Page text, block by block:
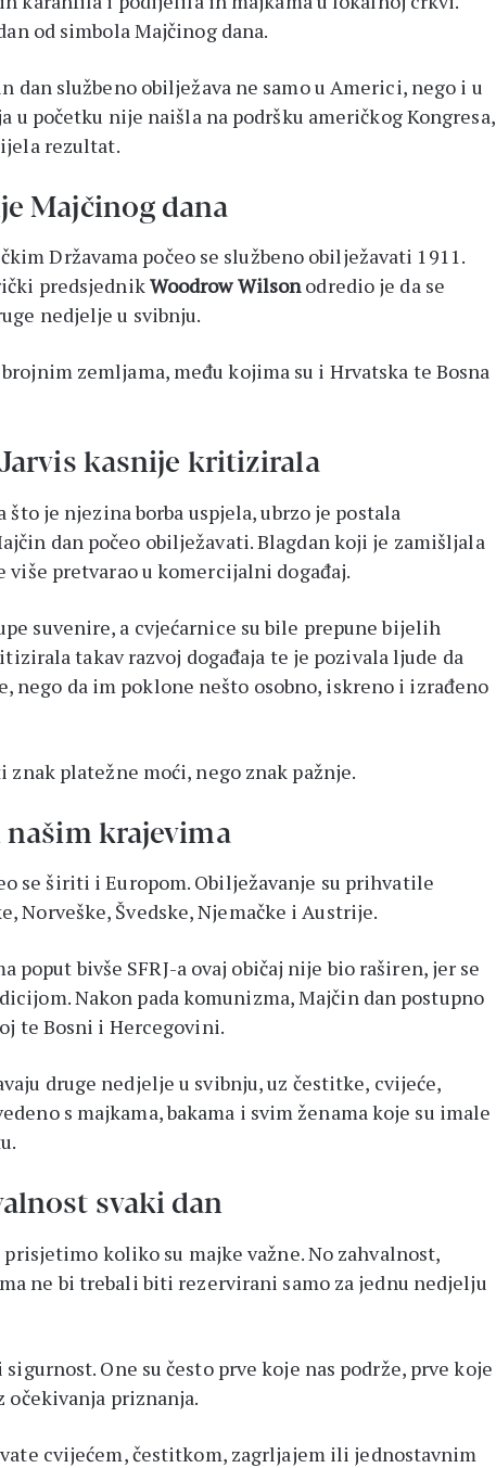
od simbola Majčinog dana.
dan službeno obilježava ne samo u Americi, nego i u
u početku nije naišla na podršku američkog Kongresa,
rezultat.
Majčinog dana
Državama počeo se službeno obilježavati 1911.
predsjednikWoodrow Wilsonodredio je da se
nedjelje u svibnju.
zemljama, među kojima su i Hrvatska te Bosna
kasnije kritizirala
je njezina borba uspjela, ubrzo je postala
dan počeo obilježavati. Blagdan koji je zamišljala
pretvarao u komercijalni događaj.
suvenire, a cvjećarnice su bile prepune bijelih
takav razvoj događaja te je pozivala ljude da
nego da im poklone nešto osobno, iskreno i izrađeno
platežne moći, nego znak pažnje.
krajevima
se širiti i Europom. Obilježavanje su prihvatile
Norveške, Švedske, Njemačke i Austrije.
poput bivše SFRJ-a ovaj običaj nije bio raširen, jer se
Nakon pada komunizma, Majčin dan postupno
te Bosni i Hercegovini.
druge nedjelje u svibnju, uz čestitke, cvijeće,
s majkama, bakama i svim ženama koje su imale
svaki dan
koliko su majke važne. No zahvalnost,
ne bi trebali biti rezervirani samo za jednu nedjelju
One su često prve koje nas podrže, prve koje
očekivanja priznanja.
cvijećem, čestitkom, zagrljajem ili jednostavnim